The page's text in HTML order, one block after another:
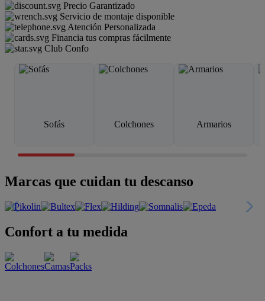
Precio Garantizado
Servicio de montaje disponible
Atención Personalizada
Financia tus compras fácilmente
Club Confo
Sofás Colchones Armarios
Marcas que cuidan tu descanso
Confort a tu medida